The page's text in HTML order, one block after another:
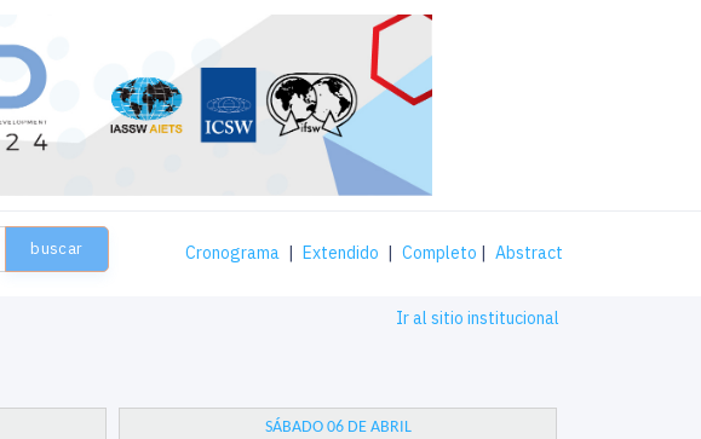
buscar Cronograma | Extendido | Completo | Abstract
Ir al sitio institucional
SÁBADO 06 DE ABRIL